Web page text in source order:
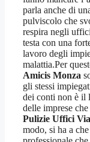
parla anche di
pulviscolo che
respira negli
testa con una
lavoro degli
malattia.Per
Amicis Monza
gli stessi
dei conti non è il
delle imprese
Pulizie Uffici
modo, si ha a